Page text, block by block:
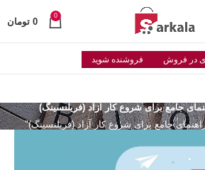
0
0 تومان
در فروش فروشنده شوید